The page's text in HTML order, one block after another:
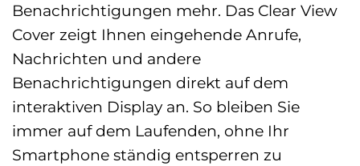
Benachrichtigungen mehr. Das Clear View
Cover zeigt Ihnen eingehende Anrufe,
Nachrichten und andere
Benachrichtigungen direkt auf dem
interaktiven Display an. So bleiben Sie
immer auf dem Laufenden, ohne Ihr
Smartphone ständig entsperren zu